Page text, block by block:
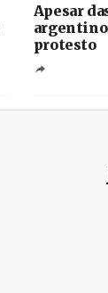
Apesar
protesto